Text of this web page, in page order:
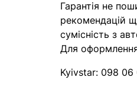
Гарантія не
рекомендацій
сумісність з
Для оформлення
Kyivstar: 098 06